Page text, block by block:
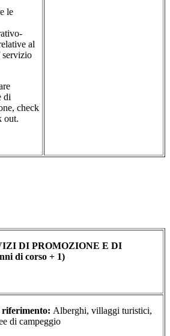
le
al
servizio
di
check
out.
DI PROMOZIONE E DI
di corso + 1)
riferimento: Alberghi, villaggi turistici,
di campeggio